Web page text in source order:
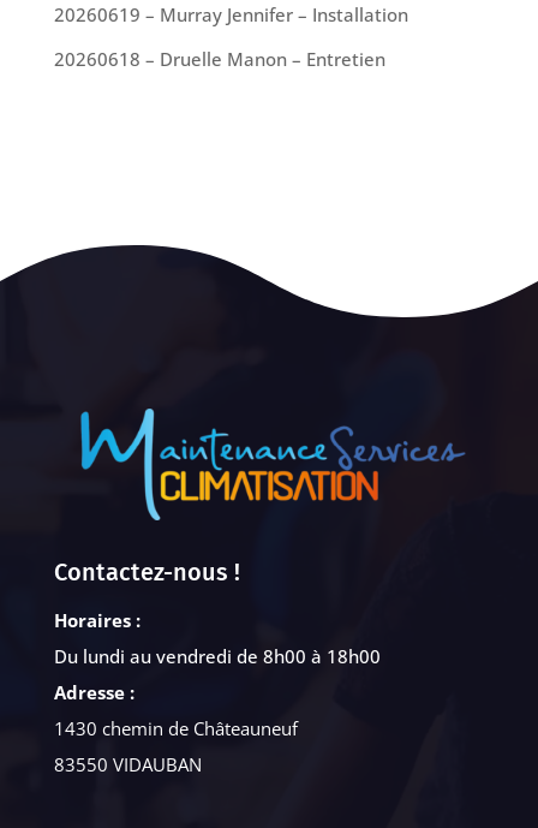
20260619 – Murray Jennifer – Installation
20260618 – Druelle Manon – Entretien
Contactez-nous !
Horaires :
Du lundi au vendredi de 8h00 à 18h00
Adresse :
1430 chemin de Châteauneuf
83550 VIDAUBAN